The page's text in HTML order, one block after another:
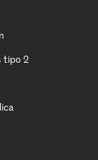
tipo 2